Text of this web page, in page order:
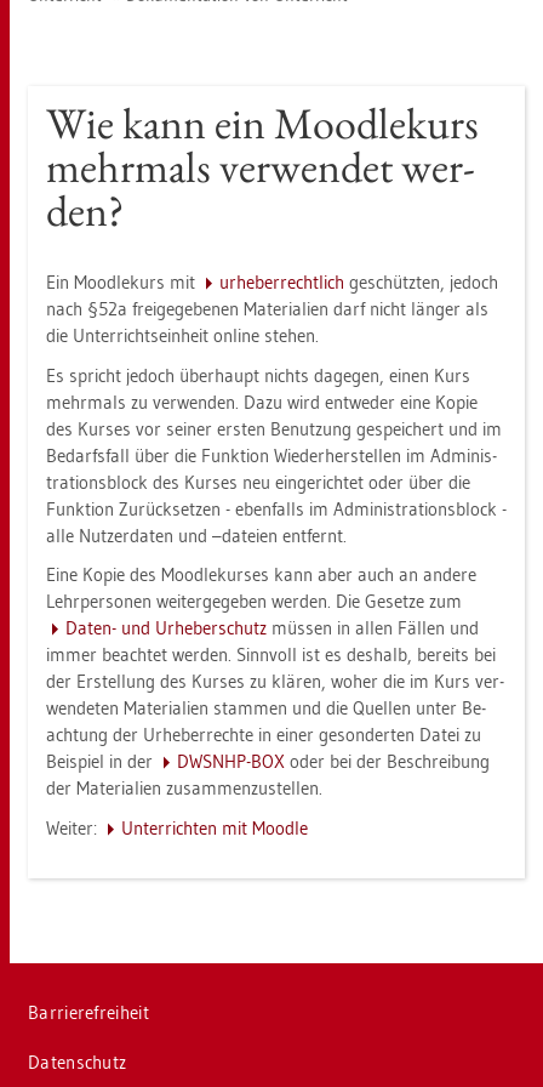
Wie kann ein Mood­le­kurs
mehr­mals ver­wen­det wer­
den?
Ein Mood­le­kurs mit ur­he­ber­recht­lich ge­schütz­ten, je­doch
nach §52a frei­ge­ge­be­nen Ma­te­ria­li­en darf nicht län­ger als
die Un­ter­richts­ein­heit on­line ste­hen.
Es spricht je­doch über­haupt nichts da­ge­gen, einen Kurs
mehr­mals zu ver­wen­den. Dazu wird ent­we­der eine Kopie
des Kur­ses vor sei­ner ers­ten Be­nut­zung ge­spei­chert und im
Be­darfs­fall über die Funk­ti­on Wie­der­her­stel­len im Ad­mi­nis­
tra­ti­ons­block des Kur­ses neu ein­ge­rich­tet oder über die
Funk­ti­on Zu­rück­set­zen - eben­falls im Ad­mi­nis­tra­ti­ons­block -
alle Nut­zer­da­ten und –da­tei­en ent­fernt.
Eine Kopie des Mood­le­kur­ses kann aber auch an an­de­re
Lehr­per­so­nen wei­ter­ge­ge­ben wer­den. Die Ge­set­ze zum
Daten- und Ur­he­ber­schutz müs­sen in allen Fäl­len und
immer be­ach­tet wer­den. Sinn­voll ist es des­halb, be­reits bei
der Er­stel­lung des Kur­ses zu klä­ren, woher die im Kurs ver­
wen­de­ten Ma­te­ria­li­en stam­men und die Quel­len unter Be­
ach­tung der Ur­he­ber­rech­te in einer ge­son­der­ten Datei zu
Bei­spiel in der
DWS­NHP-BOX oder bei der Be­schrei­bung
der Ma­te­ria­li­en zu­sam­men­zu­stel­len.
Wei­ter:
Un­ter­rich­ten mit Mood­le
Bar­rie­re­frei­heit
Da­ten­schutz